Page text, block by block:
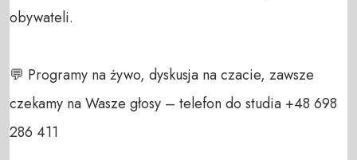
obywateli.
💬 Programy na żywo, dyskusja na czacie, zawsze
czekamy na Wasze głosy – telefon do studia +48 698
286 411